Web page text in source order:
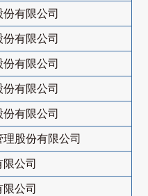
有限公司
有限公司
有限公司
有限公司
有限公司
股份有限公司
公司
公司